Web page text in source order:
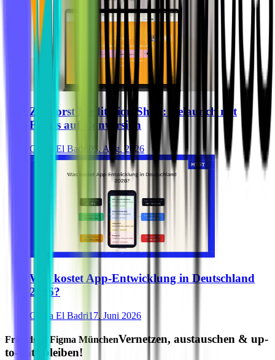
Zurhorst Meditation Shop: Relaunch mit
Fokus auf Conversion
Ghida El Badri 05. Aug. 2026
Was kostet App-Entwicklung in Deutschland
2026?
Ghida El Badri17. Juni 2026
Friends of Figma MünchenVernetzen, austauschen & up-
to-date bleiben!